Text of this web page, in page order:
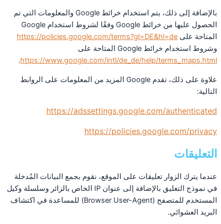
بالإضافة إلى ذلك، يتم استخدام خرائط Google والمعلومات التي تم
الحصول عليها من خرائط Google وفقًا لشروط استخدام Google
المتاحة على https://policies.google.com/terms?gl=DE&hl=de
وشروط استخدام خرائط Google المتاحة على
https://www.google.com/intl/de_de/help/terms_maps.html
.
علاوة على ذلك، تقدم Google المزيد من المعلومات على الروابط
التالية:
https://adssettings.google.com/authenticated
https://policies.google.com/privacy
التعليقات
عندما يترك الزوار تعليقات على الموقع، نقوم بجمع البيانات المُدخلة
في نموذج التعليق بالإضافة إلى عنوان IP الخاص بالزائر وسلسلة وكيل
المستخدم للمتصفح (Browser User-Agent) للمساعدة في اكتشاف
البريد العشوائي.